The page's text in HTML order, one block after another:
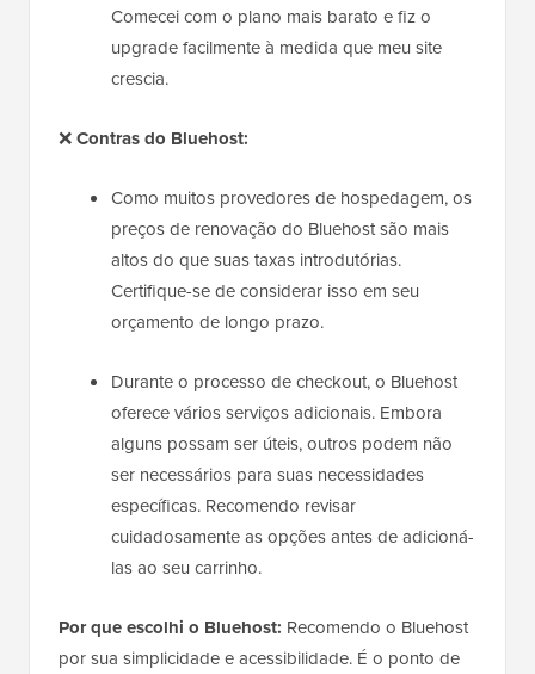
Comecei com o plano mais barato e fiz o
upgrade facilmente à medida que meu site
crescia.
❌Contras do Bluehost:
Como muitos provedores de hospedagem, os
preços de renovação do Bluehost são mais
altos do que suas taxas introdutórias.
Certifique-se de considerar isso em seu
orçamento de longo prazo.
Durante o processo de checkout, o Bluehost
oferece vários serviços adicionais. Embora
alguns possam ser úteis, outros podem não
ser necessários para suas necessidades
específicas. Recomendo revisar
cuidadosamente as opções antes de adicioná-
las ao seu carrinho.
Por que escolhi o Bluehost: Recomendo o Bluehost
por sua simplicidade e acessibilidade. É o ponto de